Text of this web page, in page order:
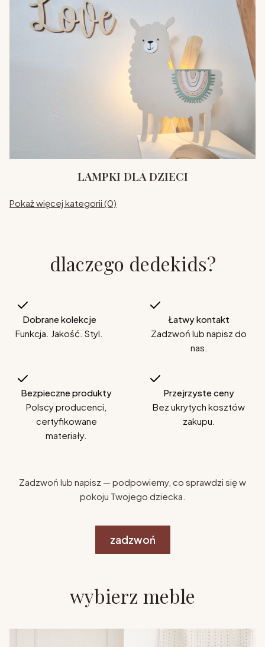
LAMPKI DLA DZIECI
Pokaż więcej kategorii (0)
dlaczego dedekids?
Dobrane kolekcje
Funkcja. Jakość. Styl.
Łatwy kontakt
Zadzwoń lub napisz do
nas.
Bezpieczne produkty
Polscy producenci,
certyfikowane
materiały.
Przejrzyste ceny
Bez ukrytych kosztów
zakupu.
Zadzwoń lub napisz — podpowiemy, co sprawdzi się w
pokoju Twojego dziecka.
zadzwoń
wybierz meble